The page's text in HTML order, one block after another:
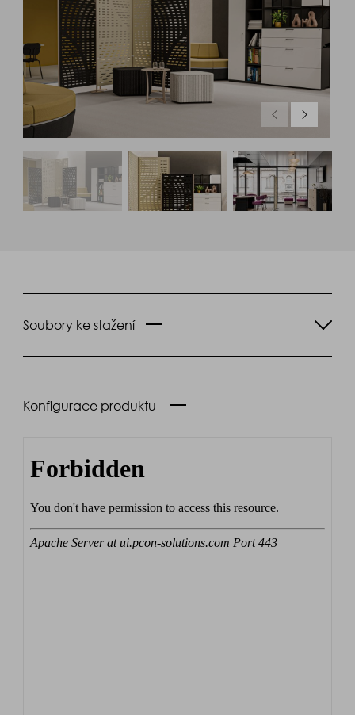
Soubory ke stažení
Konfigurace produktu